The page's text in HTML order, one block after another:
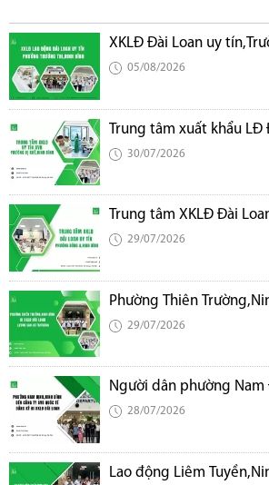
XKLĐ Đài Loan uy
05/08/2026
Trung tâm xuất khẩu LĐ
30/07/2026
Trung tâm XKLĐ Đài
29/07/2026
Phường Thiên
29/07/2026
Người dân phường Nam
28/07/2026
Lao động Liêm